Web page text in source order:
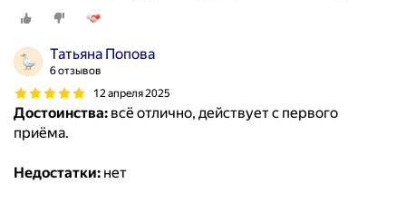
капсул / MedCraft
Татьяна Попова
6 отзывов
12 апреля 2025
Достоинства: всё отлично, действует с первого
приёма.
Недостатки: нет